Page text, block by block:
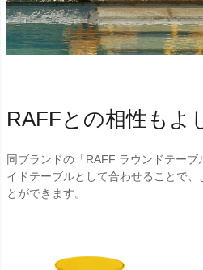
RAFFとの相性もよ
同ブランドの「RAFF ラウンドテー
イドテーブルとして合わせることで、
とができます。